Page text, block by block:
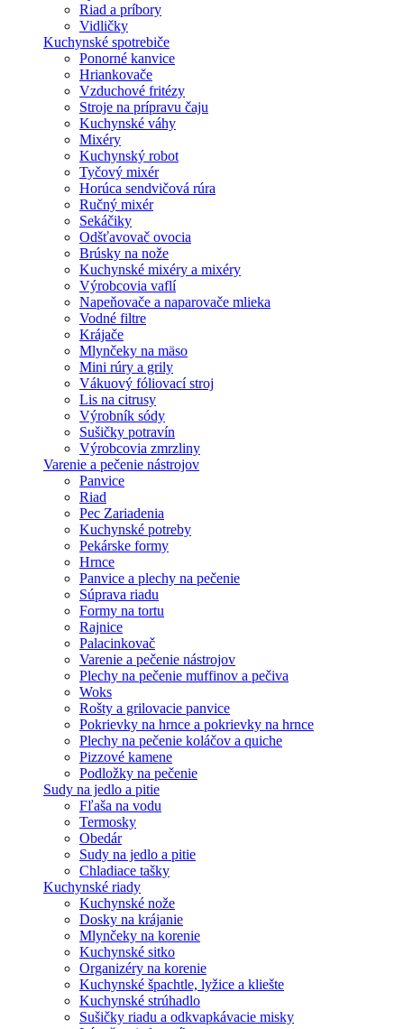
Riad a príbory
Vidličky
Kuchynské spotrebiče
Ponorné kanvice
Hriankovače
Vzduchové fritézy
Stroje na prípravu čaju
Kuchynské váhy
Mixéry
Kuchynský robot
Tyčový mixér
Horúca sendvičová rúra
Ručný mixér
Sekáčiky
Odšťavovač ovocia
Brúsky na nože
Kuchynské mixéry a mixéry
Výrobcovia vaflí
Napeňovače a naparovače mlieka
Vodné filtre
Krájače
Mlynčeky na mäso
Mini rúry a grily
Vákuový fóliovací stroj
Lis na citrusy
Výrobník sódy
Sušičky potravín
Výrobcovia zmrzliny
Varenie a pečenie nástrojov
Panvice
Riad
Pec Zariadenia
Kuchynské potreby
Pekárske formy
Hrnce
Panvice a plechy na pečenie
Súprava riadu
Formy na tortu
Rajnice
Palacinkovač
Varenie a pečenie nástrojov
Plechy na pečenie muffinov a pečiva
Woks
Rošty a grilovacie panvice
Pokrievky na hrnce a pokrievky na hrnce
Plechy na pečenie koláčov a quiche
Pizzové kamene
Podložky na pečenie
Sudy na jedlo a pitie
Fľaša na vodu
Termosky
Obedár
Sudy na jedlo a pitie
Chladiace tašky
Kuchynské riady
Kuchynské nože
Dosky na krájanie
Mlynčeky na korenie
Kuchynské sitko
Organizéry na korenie
Kuchynské špachtle, lyžice a kliešte
Kuchynské strúhadlo
Sušičky riadu a odkvapkávacie misky